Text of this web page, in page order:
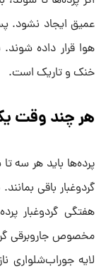
عمیق ایجاد نشود.
هوا قرار داده
خنک و تاریک است.
هر چند وقت
پرده‌ها باید هر سه
گردوغبار باقی
هفتگی گردوغبار
مخصوص جاروبرقی
لایه جوراب‌شلواری